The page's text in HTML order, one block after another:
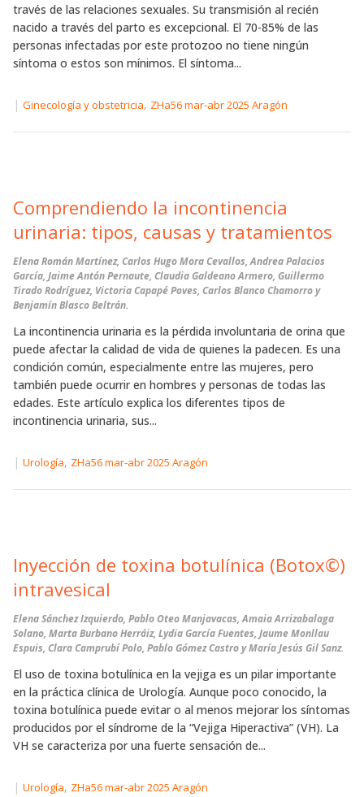
través de las relaciones sexuales. Su transmisión al recién
nacido a través del parto es excepcional. El 70-85% de las
personas infectadas por este protozoo no tiene ningún
síntoma o estos son mínimos. El síntoma...
| Ginecología y obstetricia, ZHa56 mar-abr 2025 Aragón
Comprendiendo la incontinencia
urinaria: tipos, causas y tratamientos
Elena Román Martínez, Carlos Hugo Mora Cevallos, Andrea Palacios
García, Jaime Antón Pernaute, Claudia Galdeano Armero, Guillermo
Tirado Rodríguez, Victoria Capapé Poves, Carlos Blanco Chamorro y
Benjamín Blasco Beltrán.
La incontinencia urinaria es la pérdida involuntaria de orina que
puede afectar la calidad de vida de quienes la padecen. Es una
condición común, especialmente entre las mujeres, pero
también puede ocurrir en hombres y personas de todas las
edades. Este artículo explica los diferentes tipos de
incontinencia urinaria, sus...
| Urología, ZHa56 mar-abr 2025 Aragón
Inyección de toxina botulínica (Botox©)
intravesical
Elena Sánchez Izquierdo, Pablo Oteo Manjavacas, Amaia Arrizabalaga
Solano, Marta Burbano Herráiz, Lydia García Fuentes, Jaume Monllau
Espuis, Clara Camprubí Polo, Pablo Gómez Castro y María Jesús Gil Sanz.
El uso de toxina botulínica en la vejiga es un pilar importante
en la práctica clínica de Urología. Aunque poco conocido, la
toxina botulínica puede evitar o al menos mejorar los síntomas
producidos por el síndrome de la “Vejiga Hiperactiva” (VH). La
VH se caracteriza por una fuerte sensación de...
| Urología, ZHa56 mar-abr 2025 Aragón